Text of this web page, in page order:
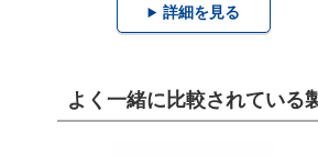
詳細を見る
よく一緒に比較されている